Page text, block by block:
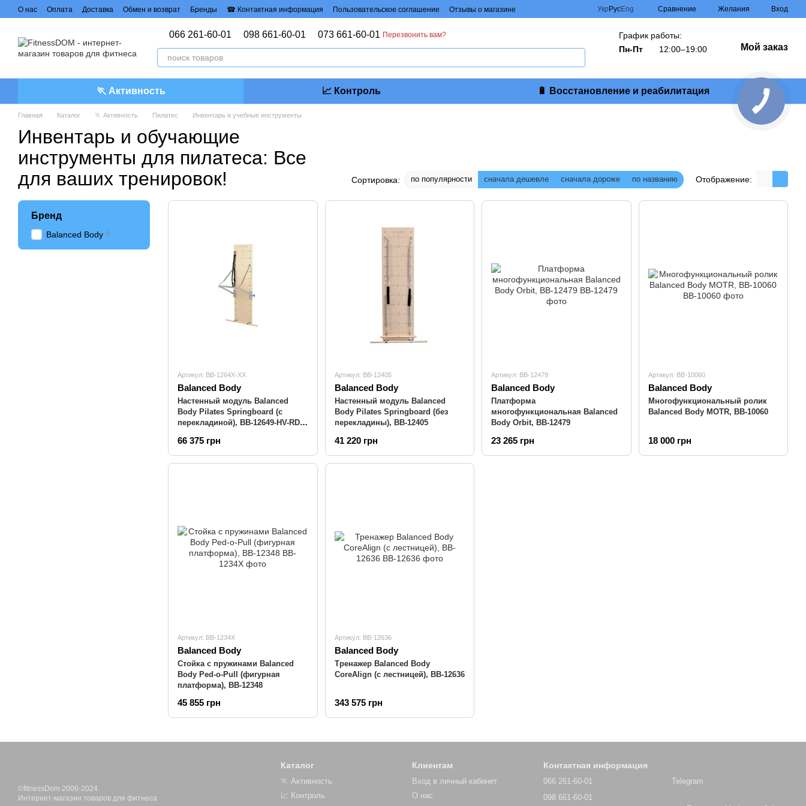
Перейти к основному контенту
О нас Оплата Доставка Обмен и возврат Бренды ☎ Контактная информация Пользовательское соглашение
Отзывы о магазине
Укр РусEng Сравнение Желания Вход
066 261-60-01 098 661-60-01 073 661-60-01 Перезвонить вам?
График работы:
Пн-Пт
12:00–19:00 Мой заказ
🏃 Активность 📈 Контроль 🔋 Восстановление и реабилитация
Главная Каталог 🏃 Активность Пилатес Инвентарь и учебные инструменты
Инвентарь и обучающие
инструменты для пилатеса: Все
для ваших тренировок!
Сортировка: по популярности сначала дешевле сначала дороже по названию Отображение:
Артикул: BB-1264X-XX
Balanced Body
Настенный модуль Balanced
Body Pilates Springboard (с
перекладиной), BB-12649-HV-RD
66 375 грн
Артикул: BB-12405
Balanced Body
Настенный модуль Balanced
Body Pilates Springboard (без
перекладины), BB-12405
41 220 грн
Артикул: BB-12479
Balanced Body
Платформа
многофункциональная Balanced
Body Orbit, BB-12479
23 265 грн
Артикул: BB-10060
Balanced Body
Многофункциональный ролик
Balanced Body MOTR, BB-10060
18 000 грн
Артикул: BB-1234X
Balanced Body
Стойка с пружинами Balanced
Body Ped-o-Pull (фигурная
платформа), BB-12348
45 855 грн
Артикул: BB-12636
Balanced Body
Тренажер Balanced Body
CoreAlign (с лестницей), BB-12636
343 575 грн
Бренд
Balanced Body 6
©fitnessDom 2006-2024
Интернет-магазин товаров для фитнеса
Каталог
🏃 Активность
📈 Контроль
Клиентам
Вход в личный кабинет
О нас
Контактная информация
066 261-60-01
098 661-60-01
Telegram